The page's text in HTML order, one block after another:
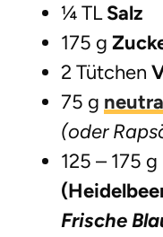
¼ TLSalz
175 g
2 Tütchen
75 g
(oder
125 – 175 g
Frische